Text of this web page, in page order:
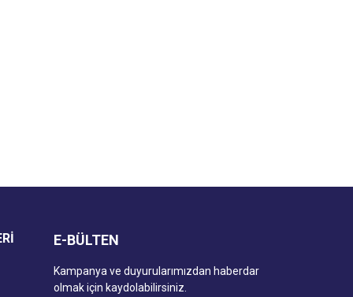
E-BÜLTEN
Kampanya ve duyurularımızdan haberdar
olmak için kaydolabilirsiniz.